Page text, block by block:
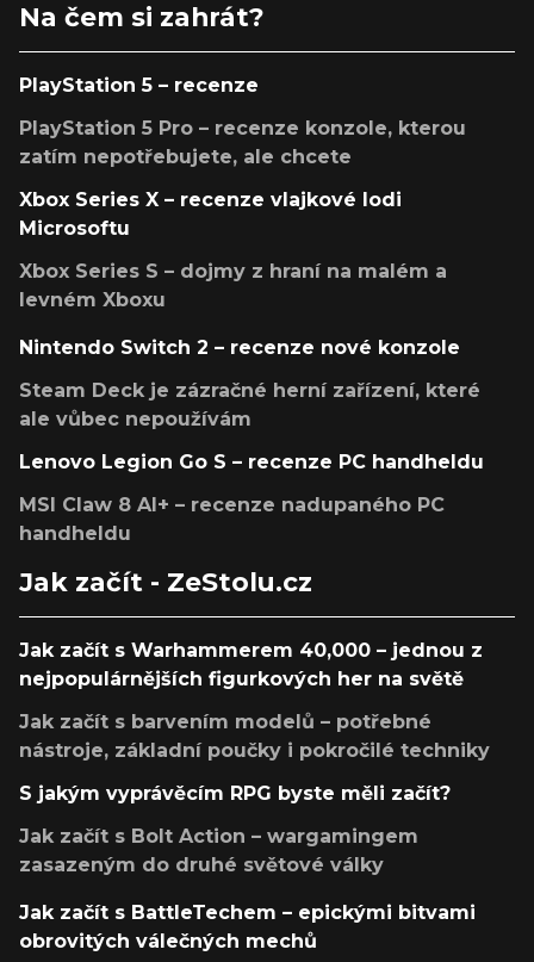
Na čem si zahrát?
PlayStation 5 – recenze
PlayStation 5 Pro – recenze konzole, kterou
zatím nepotřebujete, ale chcete
Xbox Series X – recenze vlajkové lodi
Microsoftu
Xbox Series S – dojmy z hraní na malém a
levném Xboxu
Nintendo Switch 2 – recenze nové konzole
Steam Deck je zázračné herní zařízení, které
ale vůbec nepoužívám
Lenovo Legion Go S – recenze PC handheldu
MSI Claw 8 AI+ – recenze nadupaného PC
handheldu
Jak začít - ZeStolu.cz
Jak začít s Warhammerem 40,000 – jednou z
nejpopulárnějších figurkových her na světě
Jak začít s barvením modelů – potřebné
nástroje, základní poučky i pokročilé techniky
S jakým vyprávěcím RPG byste měli začít?
Jak začít s Bolt Action – wargamingem
zasazeným do druhé světové války
Jak začít s BattleTechem – epickými bitvami
obrovitých válečných mechů